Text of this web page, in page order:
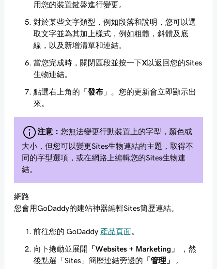
用您的裝置鍵盤進行變更。
對於某些文字類型，例如段落和說明，您可以選
取文字並為其加上樣式，例如粗體，斜體及底
線，以及新增清單和連結。
當您完成時，關閉區段並按一下X 以返回您的Sites
生物連結。
點選右上角的「 發布 」。您的更新會立即顯示出
來。
注意： 您無法變更行動裝置上的字型，顏色或
大小，但您可以變更Sites生物連結的主題，取得不
同的字型選項，或在網路上編輯您的Sites生物連
結。
網路
您會用GoDaddy的建站神器編輯Sites簡歷連結。
前往您的 GoDaddy 產品頁面
向下捲動並展開 「Websites + Marketing」
，然
後點選「Sites」簡歷連結旁邊的 「管理」